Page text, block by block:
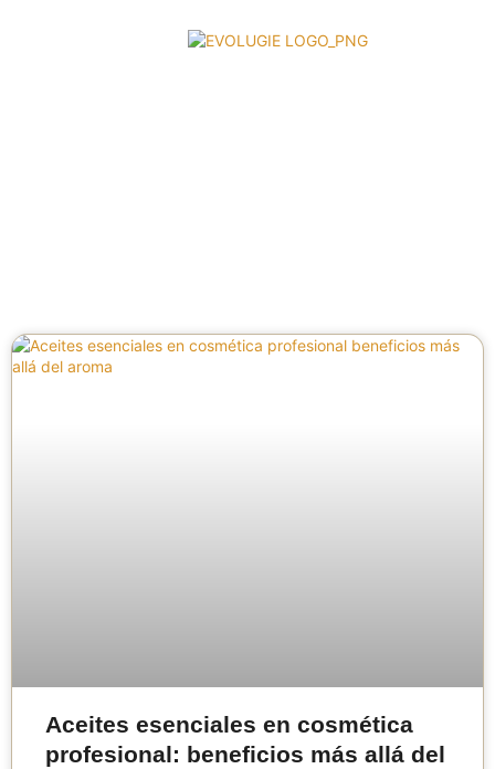
Aceites esenciales en cosmética
profesional: beneficios más allá del